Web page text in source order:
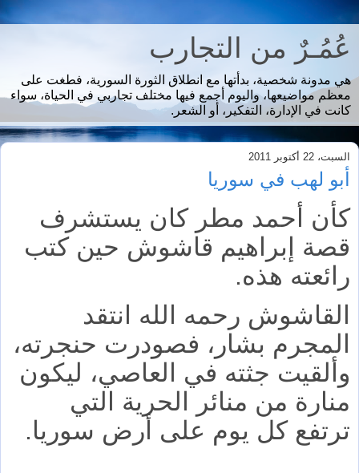
عُمُـرٌ من التجارب
هي مدونة شخصية، بدأتها مع انطلاق الثورة السورية، فطغت على
معظم مواضيعها، واليوم أجمع فيها مختلف تجاربي في الحياة، سواء
كانت في الإدارة، التفكير، أو الشعر.
السبت، 22 أكتوبر 2011
أبو لهب في سوريا
كأن أحمد مطر كان يستشرف
قصة إبراهيم قاشوش حين كتب
رائعته هذه.
القاشوش رحمه الله انتقد
المجرم بشار، فصودرت حنجرته،
وألقيت جثته في العاصي، ليكون
منارة من منائر الحرية التي
ترتفع كل يوم على أرض سوريا.